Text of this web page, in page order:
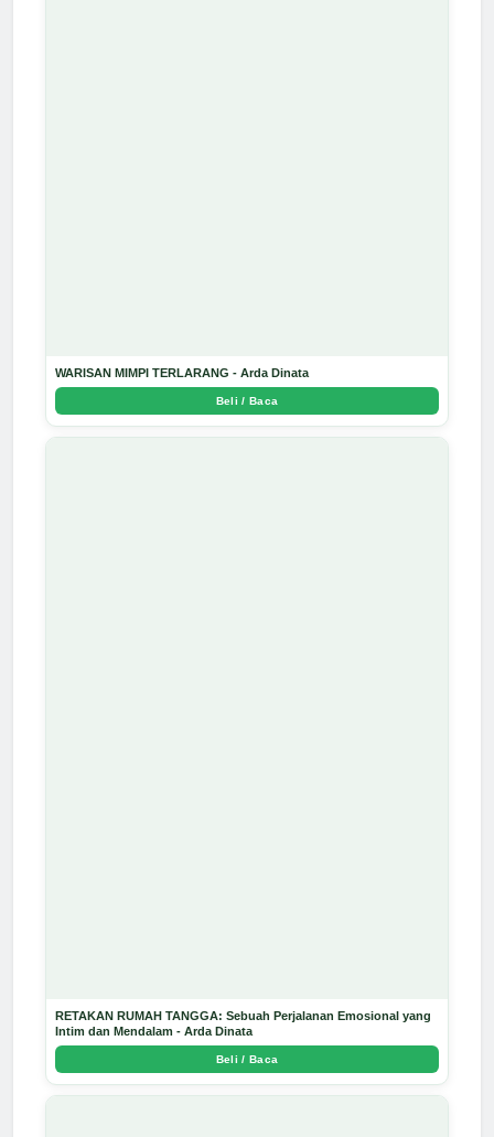
WARISAN MIMPI TERLARANG - Arda Dinata
Beli / Baca
RETAKAN RUMAH TANGGA: Sebuah Perjalanan Emosional yang
Intim dan Mendalam - Arda Dinata
Beli / Baca